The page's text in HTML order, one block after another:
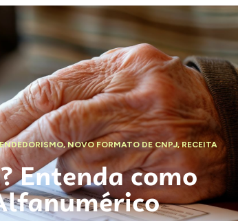
,NOVO FORMATO DE CNPJ,RECEITA
Entenda como